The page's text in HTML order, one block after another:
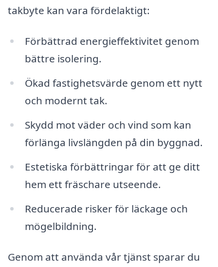
takbyte kan vara fördelaktigt:
Förbättrad energieffektivitet genom
bättre isolering.
Ökad fastighetsvärde genom ett nytt
och modernt tak.
Skydd mot väder och vind som kan
förlänga livslängden på din byggnad.
Estetiska förbättringar för att ge ditt
hem ett fräschare utseende.
Reducerade risker för läckage och
mögelbildning.
Genom att använda vår tjänst sparar du